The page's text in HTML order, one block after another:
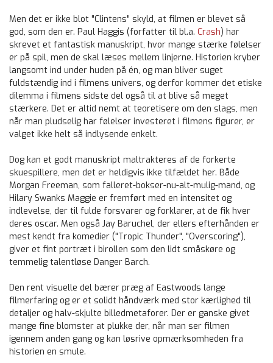
Men det er ikke blot "Clintens" skyld, at filmen er blevet så
god, som den er. Paul Haggis (forfatter til bl.a. Crash) har
skrevet et fantastisk manuskript, hvor mange stærke følelser
er på spil, men de skal læses mellem linjerne. Historien kryber
langsomt ind under huden på én, og man bliver suget
fuldstændig ind i filmens univers, og derfor kommer det etiske
dilemma i filmens sidste del også til at blive så meget
stærkere. Det er altid nemt at teoretisere om den slags, men
når man pludselig har følelser investeret i filmens figurer, er
valget ikke helt så indlysende enkelt.
Dog kan et godt manuskript maltrakteres af de forkerte
skuespillere, men det er heldigvis ikke tilfældet her. Både
Morgan Freeman, som falleret-bokser-nu-alt-mulig-mand, og
Hilary Swanks Maggie er fremført med en intensitet og
indlevelse, der til fulde forsvarer og forklarer, at de fik hver
deres oscar. Men også Jay Baruchel, der ellers efterhånden er
mest kendt fra komedier ("Tropic Thunder", "Overscoring"),
giver et fint portræt i birollen som den lidt småskøre og
temmelig talentløse Danger Barch.
Den rent visuelle del bærer præg af Eastwoods lange
filmerfaring og er et solidt håndværk med stor kærlighed til
detaljer og halv-skjulte billedmetaforer. Der er ganske givet
mange fine blomster at plukke der, når man ser filmen
igennem anden gang og kan løsrive opmærksomheden fra
historien en smule.